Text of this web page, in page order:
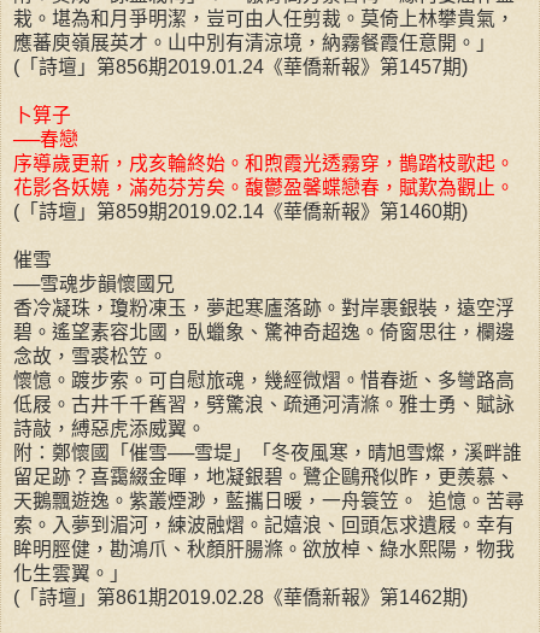
栽。堪為和月爭明潔，豈可由人任剪裁。莫倚上林攀貴氣，
應蕃庾嶺展英才。山中別有清涼境，納霧餐霞任意開。」
(「詩壇」第856期2019.01.24《華僑新報》第1457期)
卜算子
──春戀
序導歲更新，戌亥輪終始。和煦霞光透霧穿，鵲踏枝歌起。
花影各妖嬈，滿苑芬芳矣。馥鬱盈馨蝶戀春，賦歎為觀止。
(「詩壇」第859期2019.02.14《華僑新報》第1460期)
催雪
──雪魂步韻懷國兄
香冷凝珠，瓊粉凍玉，夢起寒廬落跡。對岸裹銀裝，遠空浮
碧。遙望素容北國，臥蠟象、驚神奇超逸。倚窗思往，欄邊
念故，雪裘松笠。
懷憶。踱步索。可自慰旅魂，幾經微熠。惜春逝、多彎路高
低屐。古井千千舊習，劈驚浪、疏通河清滌。雅士勇、賦詠
詩敲，縛惡虎添威翼。
附：鄭懷國「催雪──雪堤」「冬夜風寒，晴旭雪燦，溪畔誰
留足跡？喜靄綴金暉，地凝銀碧。鷺企鷗飛似昨，更羨慕、
天鵝飄遊逸。紫叢煙渺，藍攜日暖，一舟簑笠。 追憶。苦尋
索。入夢到湄河，練波融熠。記嬉浪、回頭怎求遺屐。幸有
眸明脛健，勘鴻爪、秋顏肝腸滌。欲放棹、綠水熙陽，物我
化生雲翼。」
(「詩壇」第861期2019.02.28《華僑新報》第1462期)